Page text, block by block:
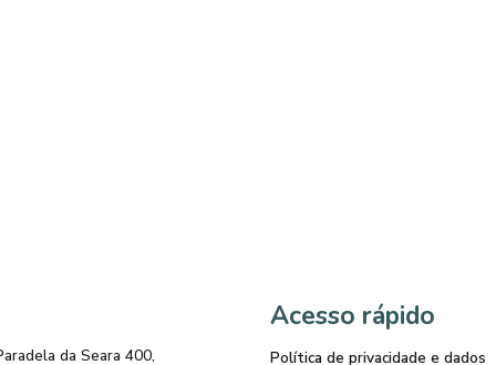
da Seara 400,
Acesso rápido
Política de privacidade e dados